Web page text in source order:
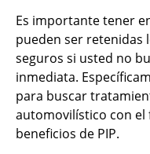
Es importante tener
pueden ser retenidas
seguros si usted no
inmediata.
para buscar
automovilístico con el
beneficios de PIP.